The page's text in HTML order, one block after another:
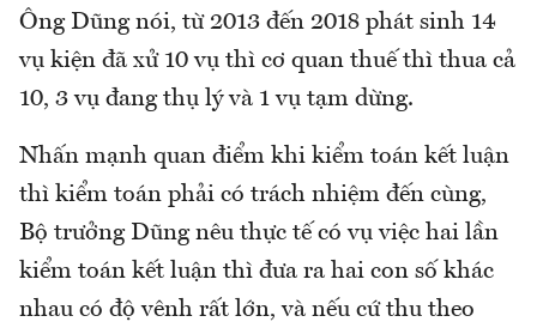
Ông Dũng nói, từ 2013 đến 2018 phát sinh 14
vụ kiện đã xử 10 vụ thì cơ quan thuế thì thua cả
10, 3 vụ đang thụ lý và 1 vụ tạm dừng.
Nhấn mạnh quan điểm khi kiểm toán kết luận
thì kiểm toán phải có trách nhiệm đến cùng,
Bộ trưởng Dũng nêu thực tế có vụ việc hai lần
kiểm toán kết luận thì đưa ra hai con số khác
nhau có độ vênh rất lớn, và nếu cứ thu theo